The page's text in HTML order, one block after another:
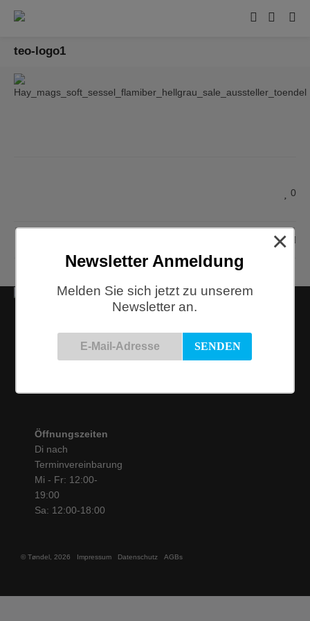
teo-logo1
0
dreizehngrad
Kontakt
50825 Köln
Tel.: 0221 / 16 99 61
31
Öffnungszeiten
Di nach
Terminvereinbarung
Mi - Fr: 12:00-
19:00
Sa: 12:00-18:00
© Tøndel, 2026 Impressum Datenschutz AGBs
Newsletter Anmeldung
Melden Sie sich jetzt zu unserem
Newsletter an.
×